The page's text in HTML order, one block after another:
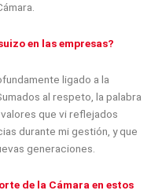
en las empresas?
ligado a la
al respeto, la palabra
que vi reflejados
durante mi gestión, y que
generaciones.
de la Cámara en estos